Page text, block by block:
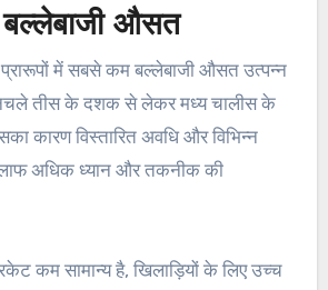
औसत
में सबसे कम बल्लेबाजी औसत उत्पन्न
तीस के दशक से लेकर मध्य चालीस के
कारण विस्तारित अवधि और विभिन्न
अधिक ध्यान और तकनीक की
कम सामान्य है, खिलाड़ियों के लिए उच्च